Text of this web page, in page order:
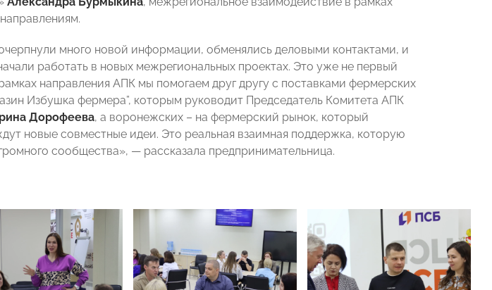
много новой информации, обменялись деловыми контактами, и
работать в новых межрегиональных проектах. Это уже не первый
направления АПК мы помогаем друг другу с поставками фермерских
Избушка фермера”, которым руководит Председатель Комитета АПК
Дорофеева, а воронежских – на фермерский рынок, который
новые совместные идеи. Это реальная взаимная поддержка, которую
сообщества», — рассказала предпринимательница.